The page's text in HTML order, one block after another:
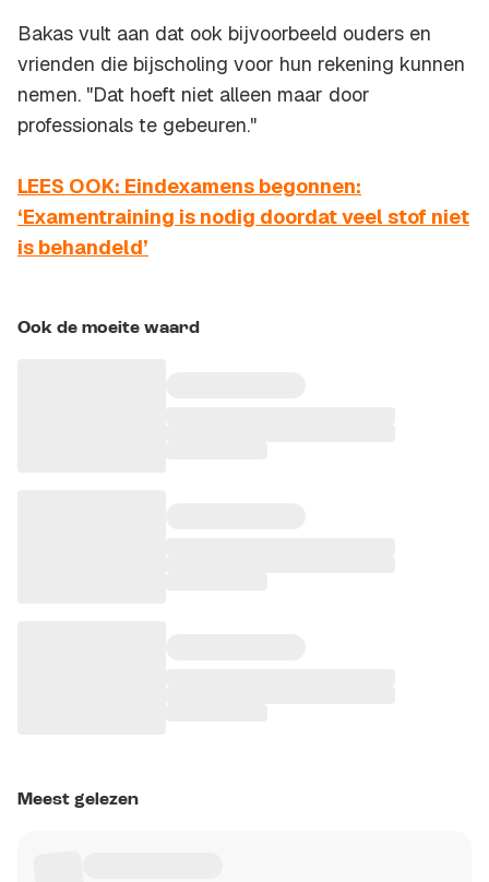
Bakas vult aan dat ook bijvoorbeeld ouders en
vrienden die bijscholing voor hun rekening kunnen
nemen. "Dat hoeft niet alleen maar door
professionals te gebeuren."
LEES OOK: Eindexamens begonnen:
‘Examentraining is nodig doordat veel stof niet
is behandeld’
Ook de moeite waard
Meest gelezen